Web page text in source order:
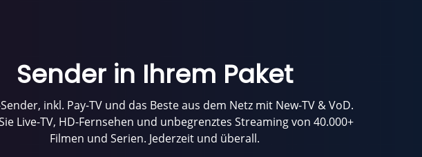
Sender in Ihrem Paket
inkl. Pay-TV und das Beste aus dem Netz mit New-TV & VoD.
Live-TV, HD-Fernsehen und unbegrenztes Streaming von 40.000+
Filmen und Serien. Jederzeit und überall.